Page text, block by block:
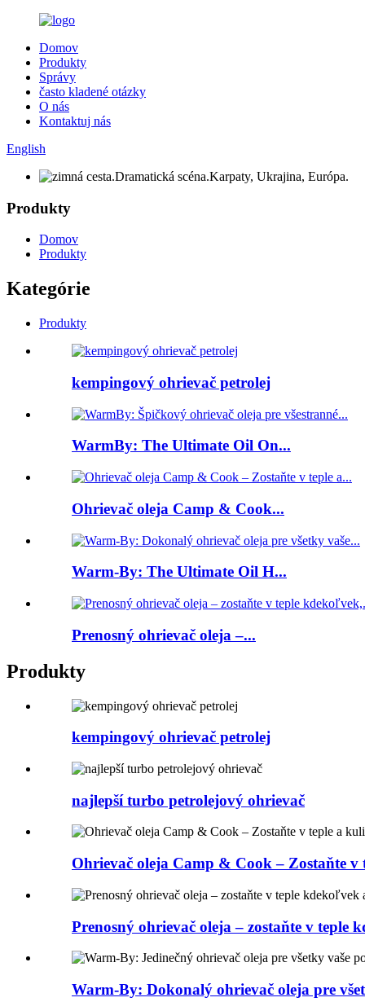
Domov
Produkty
Správy
často kladené otázky
O nás
Kontaktuj nás
English
Produkty
Domov
Produkty
Kategórie
Produkty
kempingový ohrievač petrolej
WarmBy: The Ultimate Oil On...
Ohrievač oleja Camp & Cook...
Warm-By: The Ultimate Oil H...
Prenosný ohrievač oleja –...
Produkty
kempingový ohrievač petrolej
najlepší turbo petrolejový ohrievač
Ohrievač oleja Camp & Cook – Zostaňte v
Prenosný ohrievač oleja – zostaňte v teple
Warm-By: Dokonalý ohrievač oleja pre